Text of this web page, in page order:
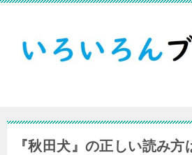
『秋田犬』の正しい読み方